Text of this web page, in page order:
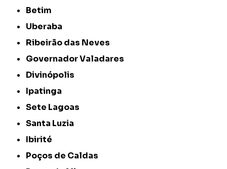
Betim
Uberaba
Ribeirão das Neves
Governador Valadares
Divinópolis
Ipatinga
Sete Lagoas
Santa Luzia
Ibirité
Poços de Caldas